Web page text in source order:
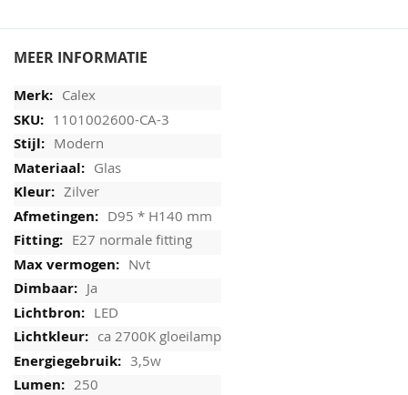
MEER INFORMATIE
Calex
1101002600-CA-3
Modern
Glas
Zilver
D95 * H140 mm
E27 normale fitting
Nvt
Ja
LED
ca 2700K gloeilamp
3,5w
250